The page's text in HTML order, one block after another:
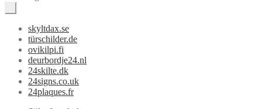
skyltdax.se
türschilder.de
ovikilpi.fi
deurbordje24.nl
24skilte.dk
24signs.co.uk
24plaques.fr